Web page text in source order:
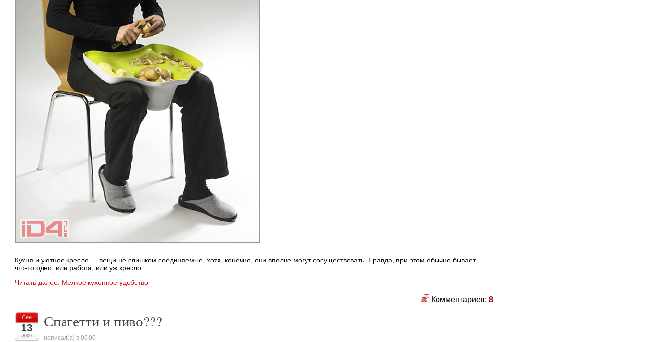
Кухня и уютное кресло — вещи не слишком соединяемые, хотя, конечно, они вполне могут сосуществовать. Правда, при этом обычно бывает
что-то одно: или работа, или уж кресло.
Читать далее: Мелкое кухонное удобство
Комментариев: 8
Сен
13
2009
Спагетти и пиво???
написал(а) в 06:00